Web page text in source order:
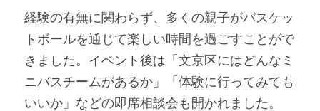
経験の有無に関わらず、多くの親子がバスケッ
トボールを通じて楽しい時間を過ごすことがで
きました。イベント後は「文京区にはどんなミ
ニバスチームがあるか」「体験に行ってみても
いいか」などの即席相談会も開かれました。